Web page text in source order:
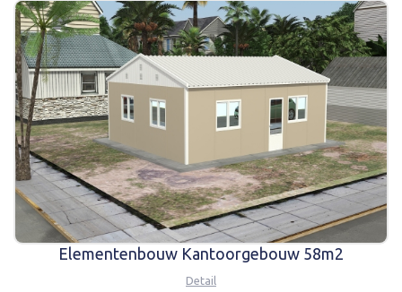
Elementenbouw Kantoorgebouw 58m2
Detail